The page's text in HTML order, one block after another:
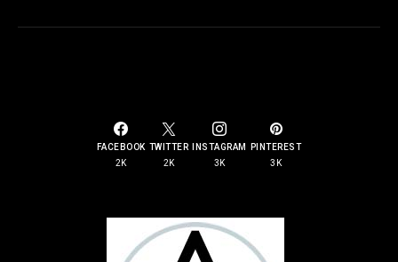
FACEBOOK
2K
TWITTER
2K
INSTAGRAM
3K
PINTEREST
3K